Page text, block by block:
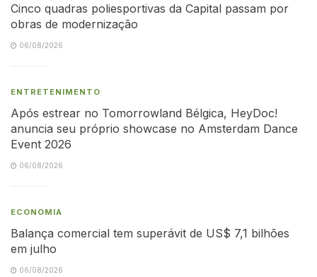
Cinco quadras poliesportivas da Capital passam por
obras de modernização
06/08/2026
ENTRETENIMENTO
Após estrear no Tomorrowland Bélgica, HeyDoc!
anuncia seu próprio showcase no Amsterdam Dance
Event 2026
06/08/2026
ECONOMIA
Balança comercial tem superávit de US$ 7,1 bilhões
em julho
06/08/2026